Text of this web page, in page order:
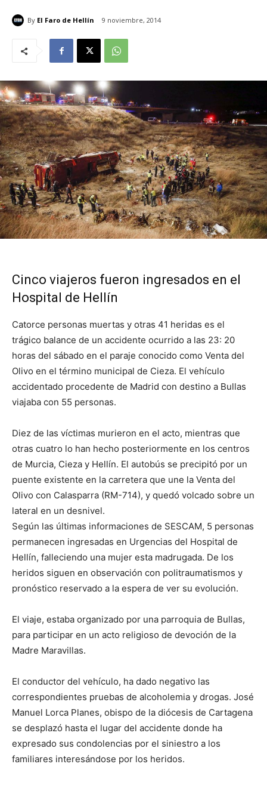
By El Faro de Hellín 9 noviembre, 2014
Cinco viajeros fueron ingresados en el
Hospital de Hellín
Catorce personas muertas y otras 41 heridas es el
trágico balance de un accidente ocurrido a las 23: 20
horas del sábado en el paraje conocido como Venta del
Olivo en el término municipal de Cieza. El vehículo
accidentado procedente de Madrid con destino a Bullas
viajaba con 55 personas.
Diez de las víctimas murieron en el acto, mientras que
otras cuatro lo han hecho posteriormente en los centros
de Murcia, Cieza y Hellín. El autobús se precipitó por un
puente existente en la carretera que une la Venta del
Olivo con Calasparra (RM-714), y quedó volcado sobre un
lateral en un desnivel.
Según las últimas informaciones de SESCAM, 5 personas
permanecen ingresadas en Urgencias del Hospital de
Hellín, falleciendo una mujer esta madrugada. De los
heridos siguen en observación con politraumatismos y
pronóstico reservado a la espera de ver su evolución.
El viaje, estaba organizado por una parroquia de Bullas,
para participar en un acto religioso de devoción de la
Madre Maravillas.
El conductor del vehículo, ha dado negativo las
correspondientes pruebas de alcoholemia y drogas. José
Manuel Lorca Planes, obispo de la diócesis de Cartagena
se desplazó hasta el lugar del accidente donde ha
expresado sus condolencias por el siniestro a los
familiares interesándose por los heridos.